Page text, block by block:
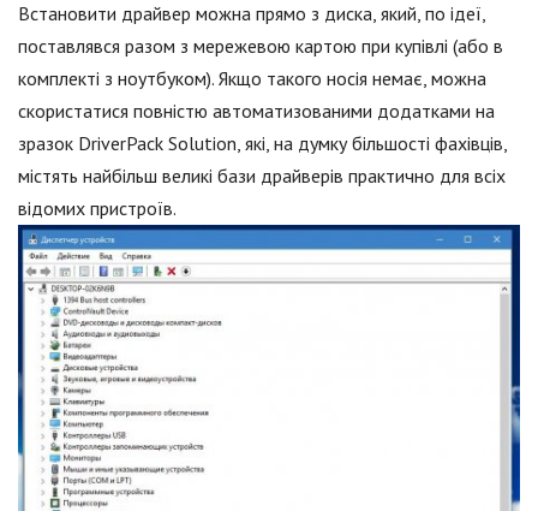
Встановити драйвер можна прямо з диска, який, по ідеї,
поставлявся разом з мережевою картою при купівлі (або в
комплекті з ноутбуком). Якщо такого носія немає, можна
скористатися повністю автоматизованими додатками на
зразок DriverPack Solution, які, на думку більшості фахівців,
містять найбільш великі бази драйверів практично для всіх
відомих пристроїв.